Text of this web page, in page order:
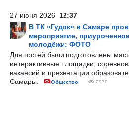
27 июня 2026 12:37
В ТК «Гудок» в Самаре
мероприятие,
молодёжи: ФОТО
Для гостей были подготовлены
интерактивные площадки,
вакансий и презентации
Самары.
Общество 2970